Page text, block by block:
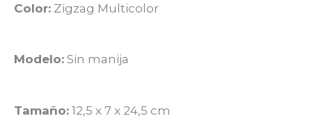
Color: Zigzag Multicolor
Modelo: Sin manija
Tamaño: 12,5 x 7 x 24,5 cm